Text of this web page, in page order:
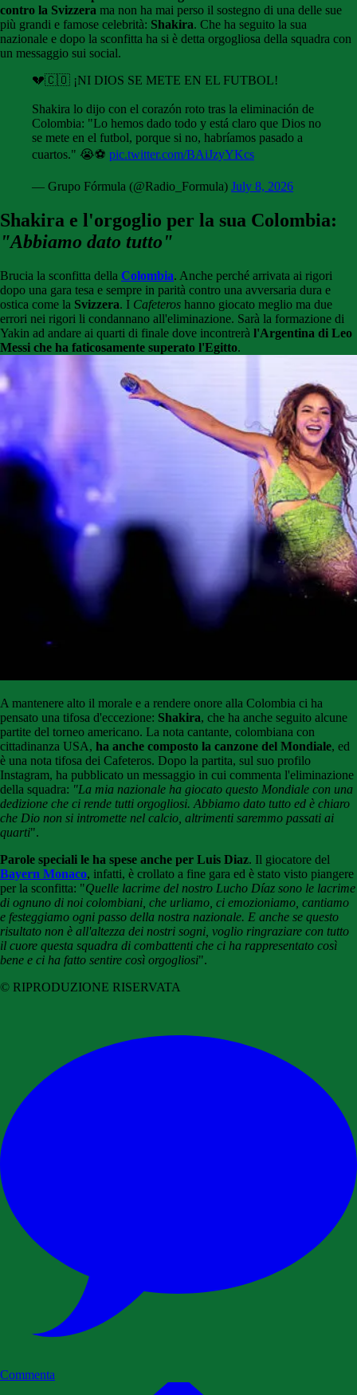
contro la Svizzera ma non ha mai perso il sostegno di una delle sue
più grandi e famose celebrità: Shakira. Che ha seguito la sua
nazionale e dopo la sconfitta ha si è detta orgogliosa della squadra con
un messaggio sui social.
💔🇨🇴 ¡NI DIOS SE METE EN EL FUTBOL!
Shakira lo dijo con el corazón roto tras la eliminación de
Colombia: "Lo hemos dado todo y está claro que Dios no
se mete en el futbol, porque si no, habríamos pasado a
cuartos." 😭⚽ pic.twitter.com/BAiJzyYKcs
— Grupo Fórmula (@Radio_Formula) July 8, 2026
Shakira e l'orgoglio per la sua Colombia:
"Abbiamo dato tutto"
Brucia la sconfitta della Colombia. Anche perché arrivata ai rigori
dopo una gara tesa e sempre in parità contro una avversaria dura e
ostica come la Svizzera. I Cafeteros hanno giocato meglio ma due
errori nei rigori li condannano all'eliminazione. Sarà la formazione di
Yakin ad andare ai quarti di finale dove incontrerà l'Argentina di Leo
Messi che ha faticosamente superato l'Egitto.
A mantenere alto il morale e a rendere onore alla Colombia ci ha
pensato una tifosa d'eccezione: Shakira, che ha anche seguito alcune
partite del torneo americano. La nota cantante, colombiana con
cittadinanza USA, ha anche composto la canzone del Mondiale, ed
è una nota tifosa dei Cafeteros. Dopo la partita, sul suo profilo
Instagram, ha pubblicato un messaggio in cui commenta l'eliminazione
della squadra: "La mia nazionale ha giocato questo Mondiale con una
dedizione che ci rende tutti orgogliosi. Abbiamo dato tutto ed è chiaro
che Dio non si intromette nel calcio, altrimenti saremmo passati ai
quarti".
Parole speciali le ha spese anche per Luis Diaz. Il giocatore del
Bayern Monaco, infatti, è crollato a fine gara ed è stato visto piangere
per la sconfitta: "Quelle lacrime del nostro Lucho Díaz sono le lacrime
di ognuno di noi colombiani, che urliamo, ci emozioniamo, cantiamo
e festeggiamo ogni passo della nostra nazionale. E anche se questo
risultato non è all'altezza dei nostri sogni, voglio ringraziare con tutto
il cuore questa squadra di combattenti che ci ha rappresentato così
bene e ci ha fatto sentire così orgogliosi".
© RIPRODUZIONE RISERVATA
Commenta